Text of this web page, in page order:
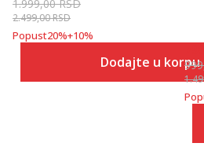
1.999,00RSD
2.499,00RSD
Popust20%+10%
Dodajte u korpu